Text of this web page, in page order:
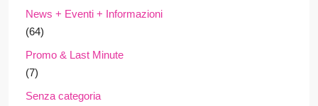
News + Eventi + Informazioni
(64)
Promo & Last Minute
(7)
Senza categoria